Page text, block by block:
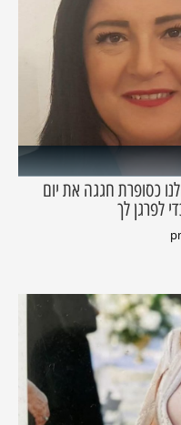
כסופרת חגגה את יום
לפרגן לך